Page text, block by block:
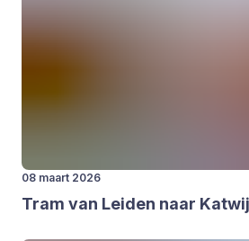
08 maart 2026
Tram van Lei­den naar